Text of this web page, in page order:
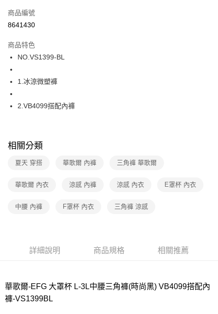
街口支付
運送方式
全家取貨付款
每筆NT$80，滿NT$1,000(含以上)免運費
付款後全家取貨
每筆NT$80，滿NT$1,000(含以上)免運費
付款後7-11取貨
每筆NT$80，滿NT$1,000(含以上)免運費
商品編號
8641430
商品特色
NO.VS1399-BL
1.冰涼微塑褲
2.VB4099搭配內褲
相關分類
夏天 穿搭 華歌爾 內褲 三角褲 華歌爾
華歌爾 內衣 涼感 內褲 涼感 內衣 E罩杯 內衣
中腰 內褲 F罩杯 內衣 三角褲 涼感
詳細說明 商品規格 相關推薦
華歌爾-EFG 大罩杯 L-3L中腰三角褲(時尚黑) VB4099搭配內
褲-VS1399BL